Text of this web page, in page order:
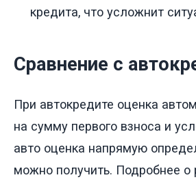
кредита, что усложнит
Сравнение с
При автокредите оценка
на сумму первого взноса и
авто оценка напрямую
можно получить. Подробнее о